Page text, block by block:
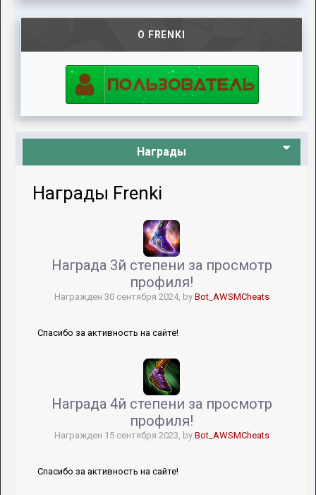
О FRENKI
Награды
Награды Frenki
​​​​​​​Награда 3й степени за просмотр
профиля!
Награжден 30 сентября 2024, by Bot_AWSMCheats
Спасибо за активность на сайте!
Награда 4й степени за просмотр
профиля!
Награжден 15 сентября 2023, by Bot_AWSMCheats
Спасибо за активность на сайте!